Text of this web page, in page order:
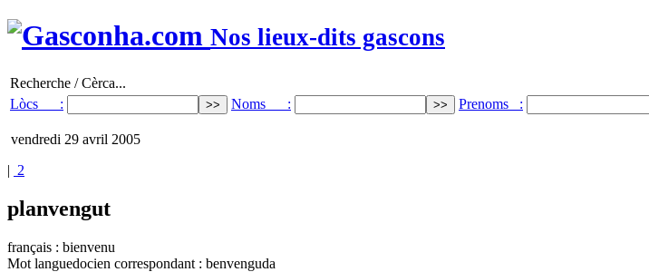
Nos lieux-dits gascons
Recherche / Cèrca...
Lòcs :
Noms : Prenoms :
vendredi 29 avril 2005
| 2
planvengut
français : bienvenu
Mot languedocien correspondant : benvenguda